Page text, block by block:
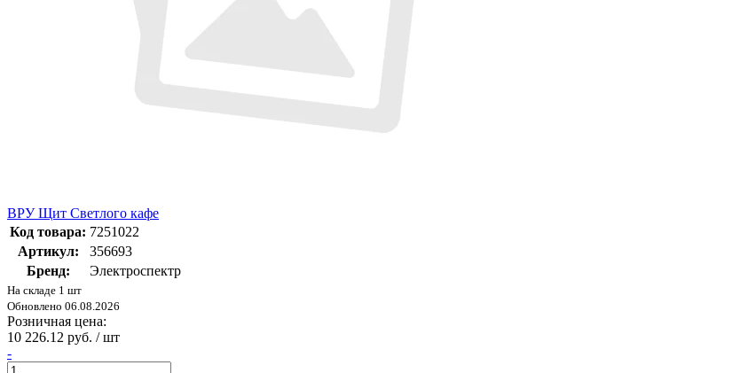
ВРУ Щит Светлого кафе
Код товара: 7251022
Артикул:
356693
Бренд:
Электроспектр
На складе 1 шт
Обновлено 06.08.2026
Розничная цена:
10 226.12 руб. / шт
-